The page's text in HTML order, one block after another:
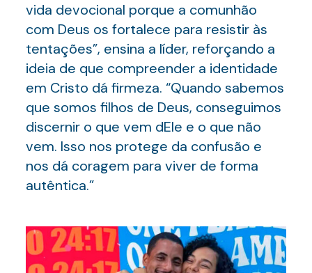
vida devocional porque a comunhão
com Deus os fortalece para resistir às
tentações”, ensina a líder, reforçando a
ideia de que compreender a identidade
em Cristo dá firmeza. “Quando sabemos
que somos filhos de Deus, conseguimos
discernir o que vem dEle e o que não
vem. Isso nos protege da confusão e
nos dá coragem para viver de forma
autêntica.”